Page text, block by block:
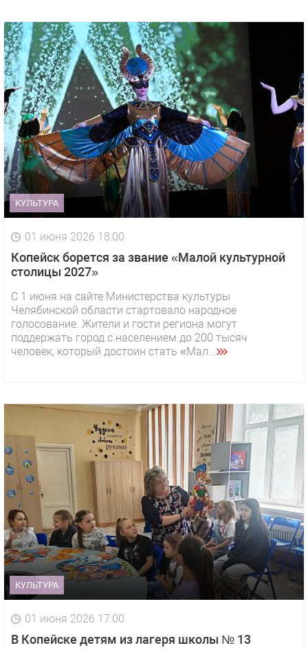
КУЛЬТУРА
01 июня 2026 18:00
Копейск борется за звание «Малой культурной
столицы 2027»
С 1 июня на сайте Министерства культуры
Челябинской области стартовало народное
голосование. Жители и гости региона могут
поддержать город с населением до 200 тысяч
человек, который достоин стать «Мал...
КУЛЬТУРА
01 июня 2026 17:00
В Копейске детям из лагеря школы № 13